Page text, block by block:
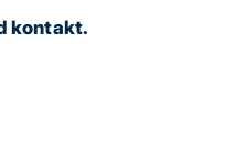
kontakt.